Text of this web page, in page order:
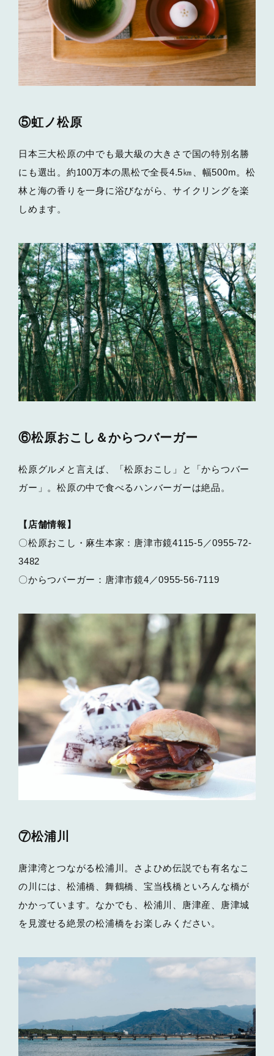
⑤虹ノ松原
日本三大松原の中でも最大級の大きさで国の特別名勝
にも選出。約100万本の黒松で全長4.5㎞、幅500m。松
林と海の香りを一身に浴びながら、サイクリングを楽
しめます。
⑥松原おこし＆からつバーガー
松原グルメと言えば、「松原おこし」と「からつバー
ガー」。松原の中で食べるハンバーガーは絶品。
【店舗情報】
〇松原おこし・麻生本家：唐津市鏡4115-5／0955-72-
3482
〇からつバーガー：唐津市鏡4／0955-56-7119
⑦松浦川
唐津湾とつながる松浦川。さよひめ伝説でも有名なこ
の川には、松浦橋、舞鶴橋、宝当桟橋といろんな橋が
かかっています。なかでも、松浦川、唐津産、唐津城
を見渡せる絶景の松浦橋をお楽しみください。